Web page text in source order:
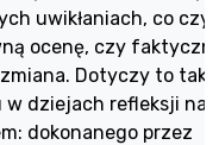
uwikłaniach, co
ocenę, czy
zmiana. Dotyczy to
dziejach refleksji nad
dokonanego przez